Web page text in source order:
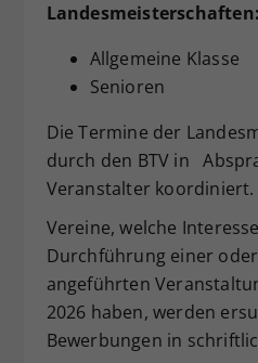
Landesmeisterschaften:
Allgemeine Klasse
Senioren
Die Termine der
durch den BTV in
Veranstalter koordiniert.
Vereine, welche
Durchführung einer
angeführten
2026 haben, werden
Bewerbungen in